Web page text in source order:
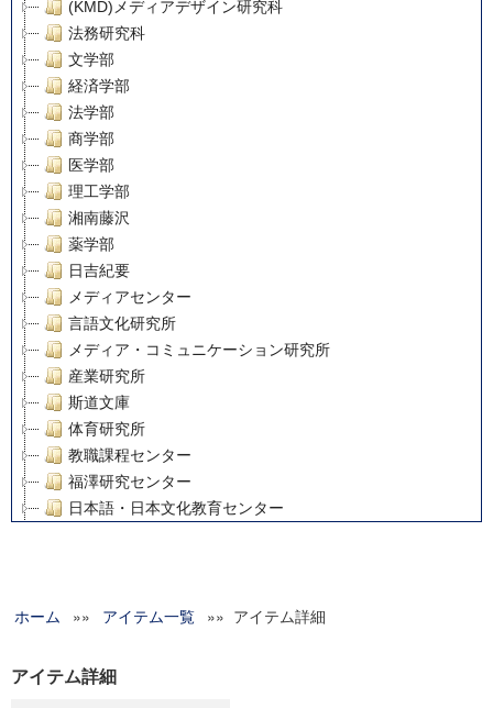
(KMD)メディアデザイン研究科
法務研究科
文学部
経済学部
法学部
商学部
医学部
理工学部
湘南藤沢
薬学部
日吉紀要
メディアセンター
言語文化研究所
メディア・コミュニケーション研究所
産業研究所
斯道文庫
体育研究所
教職課程センター
福澤研究センター
日本語・日本文化教育センター
グローバルリサーチインスティテュート
科学研究費補助金研究成果報告書
ホーム »» アイテム一覧 »» アイテム詳細
アイテム詳細